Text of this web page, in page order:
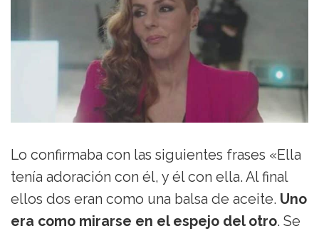
Lo confirmaba con las siguientes frases «Ella
tenía adoración con él, y él con ella. Al final
ellos dos eran como una balsa de aceite. Uno
era como mirarse en el espejo del otro. Se